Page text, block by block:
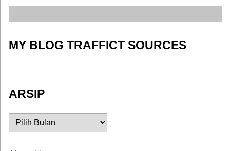
MY BLOG TRAFFICT SOURCES
ARSIP
ARSIP